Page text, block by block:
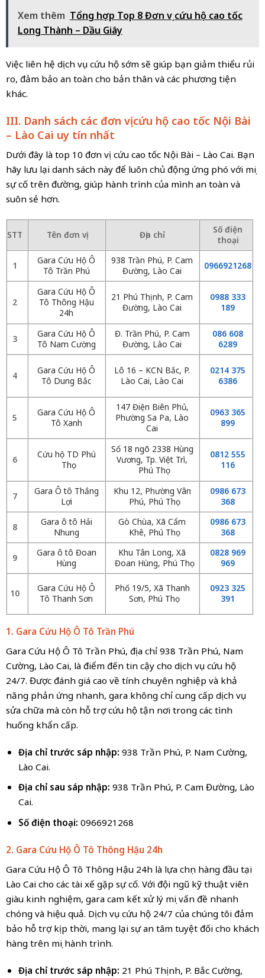
Xem thêm Tổng hợp Top 8 Đơn vị cứu hộ cao tốc
Long Thành – Dầu Giây
Việc liên hệ dịch vụ cứu hộ sớm sẽ giúp bạn giảm thiểu rủi
ro, đảm bảo an toàn cho bản thân và các phương tiện
khác.
III. Danh sách các đơn vị cứu hộ cao tốc Nội Bài
– Lào Cai uy tín nhất
Dưới đây là top 10 đơn vị cứu cao tốc Nội Bài – Lào Cai. Bạn
hãy lưu lại danh sách này để luôn chủ động ứng phó với mọi
sự cố trên đường, giúp hành trình của mình an toàn và
suôn sẻ hơn.
STT Tên đơn vị Địa chỉ
Số điện
thoại
1
Gara Cứu Hộ Ô
Tô Trần Phú
938 Trần Phú, P. Cam
Đường, Lào Cai
0966921268
2
Gara Cứu Hộ Ô
Tô Thông Hậu
24h
21 Phú Thịnh, P. Cam
Đường, Lào Cai
0988 333
189
3
Gara Cứu Hộ Ô
Tô Nam Cường
Đ. Trần Phú, P. Cam
Đường, Lào Cai
086 608
6289
4
Gara Cứu Hộ Ô
Tô Dung Bắc
Lô 16 – KCN Bắc, P.
Lào Cai, Lào Cai
0214 375
6386
5
Gara Cứu Hộ Ô
Tô Xanh
147 Điện Biên Phủ,
Phường Sa Pa, Lào
Cai
0963 365
899
6
Cứu hộ TD Phú
Thọ
Số 18 ngõ 2338 Hùng
Vương, Tp. Việt Trì,
Phú Thọ
0812 555
116
7
Gara Ô tô Thắng
Lợi
Khu 12, Phường Vân
Phú, Phú Thọ
0986 673
368
8
Gara ô tô Hải
Nhung
Gò Chùa, Xã Cẩm
Khê, Phú Thọ
0986 673
368
9
Gara ô tô Đoan
Hùng
Khu Tân Long, Xã
Đoan Hùng, Phú Thọ
0828 969
969
10
Gara Cứu Hộ Ô
Tô Thanh Sơn
Phố 19/5, Xã Thanh
Sơn, Phú Thọ
0923 325
391
1. Gara Cứu Hộ Ô Tô Trần Phú
Gara Cứu Hộ Ô Tô Trần Phú, địa chỉ 938 Trần Phú, Nam
Cường, Lào Cai, là điểm đến tin cậy cho dịch vụ cứu hộ
24/7. Được đánh giá cao về tính chuyên nghiệp và khả
năng phản ứng nhanh, gara không chỉ cung cấp dịch vụ
sửa chữa mà còn hỗ trợ cứu hộ tận nơi trong các tình
huống khẩn cấp.
Địa chỉ trước sáp nhập: 938 Trần Phú, P. Nam Cường,
Lào Cai.
Địa chỉ sau sáp nhập: 938 Trần Phú, P. Cam Đường, Lào
Cai.
Số điện thoại: 0966921268
2. Gara Cứu Hộ Ô Tô Thông Hậu 24h
Gara Cứu Hộ Ô Tô Thông Hậu 24h là lựa chọn hàng đầu tại
Lào Cai cho các tài xế gặp sự cố. Với đội ngũ kỹ thuật viên
giàu kinh nghiệm, gara cam kết xử lý mọi vấn đề nhanh
chóng và hiệu quả. Dịch vụ cứu hộ 24/7 của chúng tôi đảm
bảo hỗ trợ kịp thời, mang lại sự an tâm tuyệt đối cho khách
hàng trên mọi hành trình.
Địa chỉ trước sáp nhập: 21 Phú Thịnh, P. Bắc Cường,